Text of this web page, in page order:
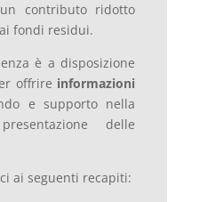
contributo ridotto
fondi residui.
è a disposizione
offrire informazioni
e supporto nella
delle
ai seguenti recapiti: